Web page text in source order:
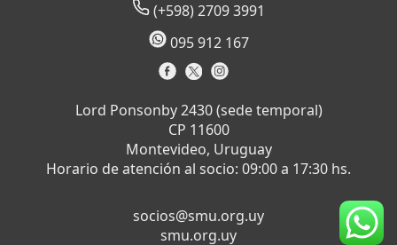
(+598) 2709 3991
095 912 167
Lord Ponsonby 2430 (sede temporal)
CP 11600
Montevideo, Uruguay
Horario de atención al socio: 09:00 a 17:30 hs.
socios@smu.org.uy
smu.org.uy